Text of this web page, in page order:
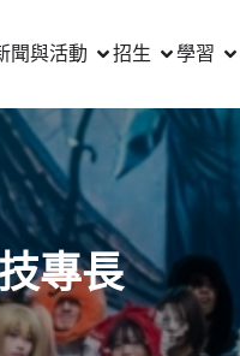
聞與活動 招生 學習
專長